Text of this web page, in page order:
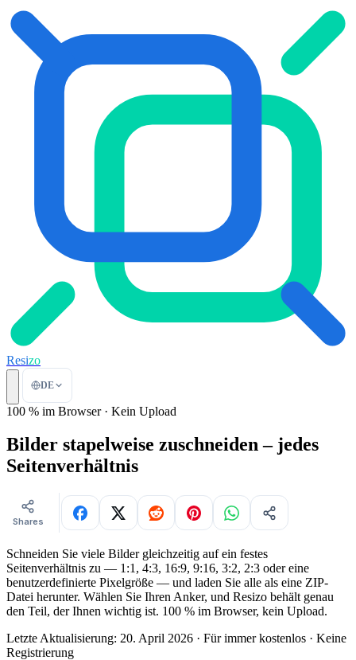
Resizo
DE
100 % im Browser · Kein Upload
Bilder stapelweise zuschneiden – jedes
Seitenverhältnis
Shares
Schneiden Sie viele Bilder gleichzeitig auf ein festes
Seitenverhältnis zu — 1:1, 4:3, 16:9, 9:16, 3:2, 2:3 oder eine
benutzerdefinierte Pixelgröße — und laden Sie alle als eine ZIP-
Datei herunter. Wählen Sie Ihren Anker, und Resizo behält genau
den Teil, der Ihnen wichtig ist. 100 % im Browser, kein Upload.
Letzte Aktualisierung: 20. April 2026 · Für immer kostenlos · Keine
Registrierung